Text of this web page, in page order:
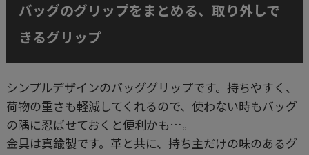
バッグのグリップをまとめる、取り外しで
きるグリップ
シンプルデザインのバッググリップです。持ちやすく、
荷物の重さも軽減してくれるので、使わない時もバッグ
の隅に忍ばせておくと便利かも…。
金具は真鍮製です。革と共に、持ち主だけの味のあるグ